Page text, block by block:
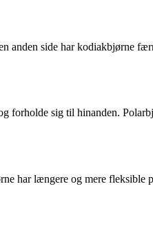
anden side har kodiakbjørne
sig til hinanden.
har længere og mere fleksible